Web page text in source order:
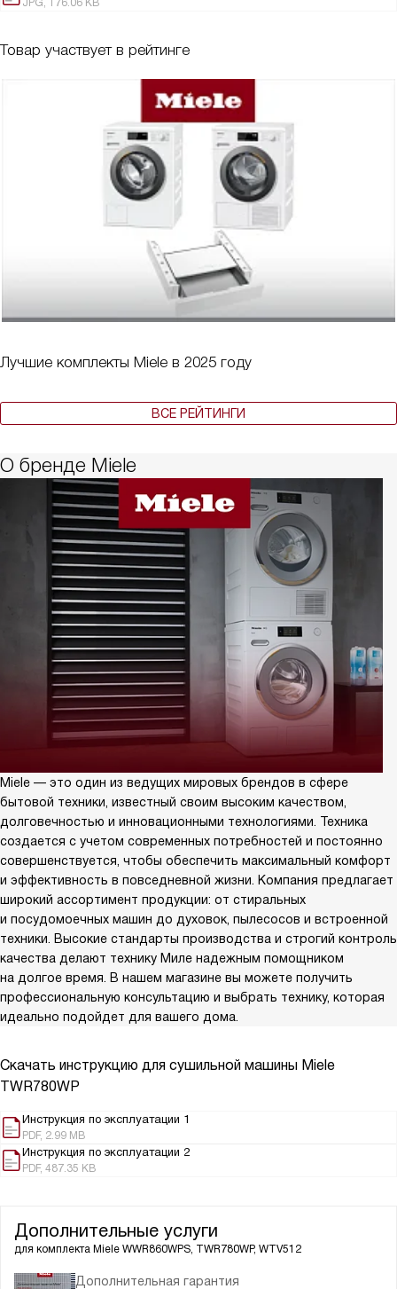
JPG, 176.06 KB
Товар участвует в рейтинге
Лучшие комплекты Miele в 2025 году
ВСЕ РЕЙТИНГИ
О бренде Miele
Miele — это один из ведущих мировых брендов в сфере
бытовой техники, известный своим высоким качеством,
долговечностью и инновационными технологиями. Техника
создается с учетом современных потребностей и постоянно
совершенствуется, чтобы обеспечить максимальный комфорт
и эффективность в повседневной жизни. Компания предлагает
широкий ассортимент продукции: от стиральных
и посудомоечных машин до духовок, пылесосов и встроенной
техники. Высокие стандарты производства и строгий контроль
качества делают технику Миле надежным помощником
на долгое время. В нашем магазине вы можете получить
профессиональную консультацию и выбрать технику, которая
идеально подойдет для вашего дома.
Скачать инструкцию для сушильной машины Miele
TWR780WP
Инструкция по эксплуатации 1
PDF, 2.99 MB
Инструкция по эксплуатации 2
PDF, 487.35 KB
Дополнительные услуги
для комплекта Miele WWR860WPS, TWR780WP, WTV512
Дополнительная гарантия